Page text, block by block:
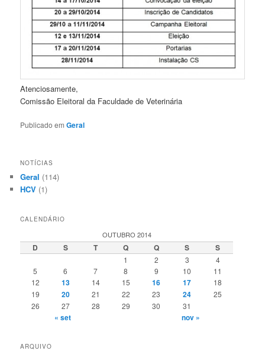
Atenciosamente,
Comissão Eleitoral da Faculdade de Veterinária
Publicado em Geral
NOTÍCIAS
Geral (114)
HCV (1)
CALENDÁRIO
OUTUBRO 2014
D S T Q Q S S
1 2 3
4
5
6 7 8 9 10
11
12
13 14 15 16 17
18
19
20 21 22 23 24
25
26
27 28 29 30 31
« set nov »
ARQUIVO